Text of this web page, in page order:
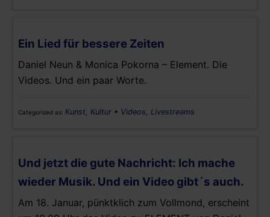
Ein Lied für bessere Zeiten
Daniel Neun & Monica Pokorna – Element. Die
Videos. Und ein paar Worte.
Categorized as: Kunst, Kultur • Videos, Livestreams
Und jetzt die gute Nachricht: Ich mache
wieder Musik. Und ein Video gibt´s auch.
Am 18. Januar, pünktklich zum Vollmond, erscheint